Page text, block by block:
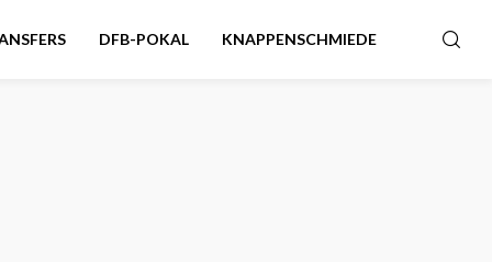
DFB-POKAL KNAPPENSCHMIEDE